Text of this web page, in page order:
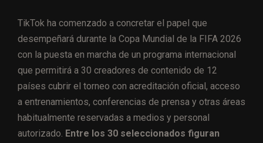
TikTok ha comenzado a concretar el papel que
desempeñará durante la Copa Mundial de la FIFA 2026
con la puesta en marcha de un programa internacional
que permitirá a 30 creadores de contenido de 12
países cubrir el torneo con acreditación oficial, acceso
a entrenamientos, conferencias de prensa y otras áreas
habitualmente reservadas a medios y personal
autorizado. Entre los 30 seleccionados figuran